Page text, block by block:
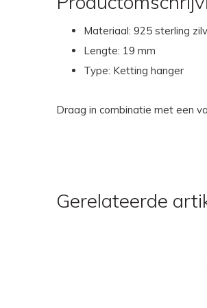
Materiaal: 925 sterling
Lengte: 19 mm
Type: Ketting hanger
Draag in combinatie met een
Gerelateerde